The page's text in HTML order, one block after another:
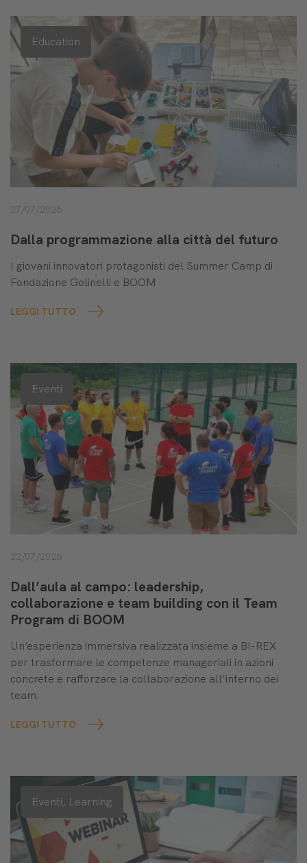
Education
27/07/2026
Dalla programmazione alla città del futuro
I giovani innovatori protagonisti del Summer Camp di
Fondazione Golinelli e BOOM
LEGGI TUTTO
Eventi
22/07/2026
Dall’aula al campo: leadership,
collaborazione e team building con il Team
Program di BOOM
Un’esperienza immersiva realizzata insieme a BI-REX
per trasformare le competenze manageriali in azioni
concrete e rafforzare la collaborazione all’interno dei
team.
LEGGI TUTTO
Eventi, Learning